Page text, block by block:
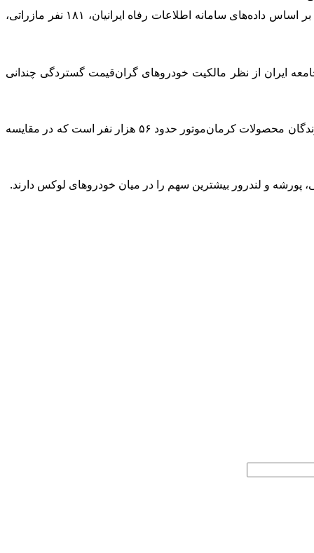
به گزارش آقای اقتصاد، احمد میدری در جریان جلسه علنی مجلس شورای اسلامی جهت حذف یارانه دهک‌های بالای درآمدی اعلام کرد که بر اساس داده‌های سامانه اطلاعات رفاه ایرانیان، ۱۸۱ نفر مازراتی،
ایران از نظر مالکیت خودروهای گران‌قیمت گستردگی چندانی
میدری افزود: «وقتی آمار خودروهای لوکس را می‌بینیم، مشخص می‌شود جامعه ایران آن‌گونه که تصور می‌شود مرفه نیست. مثلاً تعداد دارندگان محصولات کرمان‌موتور حدود ۵۶ هزار نفر است که در مقایسه
پورشه و لندرور بیشترین سهم را در میان خودروهای لوکس دارند.